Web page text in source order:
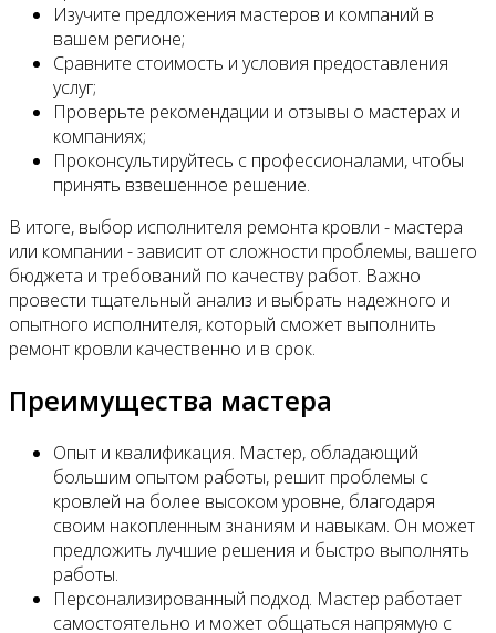
Изучите предложения мастеров и компаний в
вашем регионе;
Сравните стоимость и условия предоставления
услуг;
Проверьте рекомендации и отзывы о мастерах и
компаниях;
Проконсультируйтесь с профессионалами, чтобы
принять взвешенное решение.
В итоге, выбор исполнителя ремонта кровли - мастера
или компании - зависит от сложности проблемы, вашего
бюджета и требований по качеству работ. Важно
провести тщательный анализ и выбрать надежного и
опытного исполнителя, который сможет выполнить
ремонт кровли качественно и в срок.
Преимущества мастера
Опыт и квалификация. Мастер, обладающий
большим опытом работы, решит проблемы с
кровлей на более высоком уровне, благодаря
своим накопленным знаниям и навыкам. Он может
предложить лучшие решения и быстро выполнять
работы.
Персонализированный подход. Мастер работает
самостоятельно и может общаться напрямую с